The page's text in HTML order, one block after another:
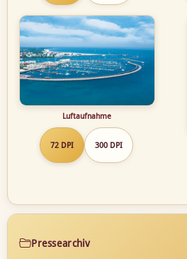
Luftaufnahme
72 DPI 300 DPI
Pressearchiv